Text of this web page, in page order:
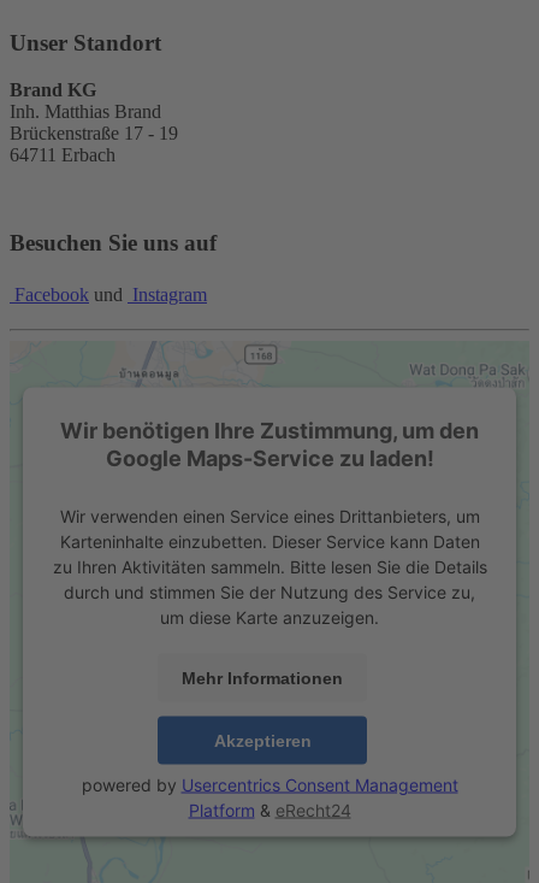
Unser Standort
Brand KG
Inh. Matthias Brand
Brückenstraße 17 - 19
64711 Erbach
Besuchen Sie uns auf
Facebook und Instagram
Wir benötigen Ihre Zustimmung, um den
Google Maps-Service zu laden!
Wir verwenden einen Service eines Drittanbieters, um
Karteninhalte einzubetten. Dieser Service kann Daten
zu Ihren Aktivitäten sammeln. Bitte lesen Sie die Details
durch und stimmen Sie der Nutzung des Service zu,
um diese Karte anzuzeigen.
Mehr Informationen
Akzeptieren
powered by Usercentrics Consent Management
Platform & eRecht24